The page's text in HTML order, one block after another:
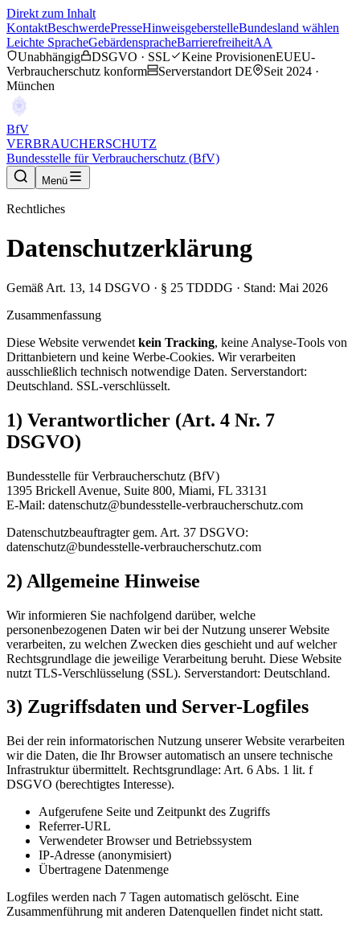
Direkt zum Inhalt
KontaktBeschwerdePresseHinweisgeberstelleBundesland wählen
Leichte SpracheGebärdenspracheBarrierefreiheitAA
Unabhängig
DSGVO · SSL Keine ProvisionenEUEU-
Verbraucherschutz konform
Serverstandort DE
Seit 2024 ·
München
BfV
VERBRAUCHERSCHUTZ
Bundesstelle für Verbraucherschutz (BfV)
Menü
Rechtliches
Datenschutzerklärung
Gemäß Art. 13, 14 DSGVO · § 25 TDDDG · Stand: Mai 2026
Zusammenfassung
Diese Website verwendet kein Tracking, keine Analyse-Tools von
Drittanbietern und keine Werbe-Cookies. Wir verarbeiten
ausschließlich technisch notwendige Daten. Serverstandort:
Deutschland. SSL-verschlüsselt.
1) Verantwortlicher (Art. 4 Nr. 7
DSGVO)
Bundesstelle für Verbraucherschutz (BfV)
1395 Brickell Avenue, Suite 800, Miami, FL 33131
E-Mail: datenschutz@bundesstelle-verbraucherschutz.com
Datenschutzbeauftragter gem. Art. 37 DSGVO:
datenschutz@bundesstelle-verbraucherschutz.com
2) Allgemeine Hinweise
Wir informieren Sie nachfolgend darüber, welche
personenbezogenen Daten wir bei der Nutzung unserer Website
verarbeiten, zu welchen Zwecken dies geschieht und auf welcher
Rechtsgrundlage die jeweilige Verarbeitung beruht. Diese Website
nutzt TLS-Verschlüsselung (SSL). Serverstandort: Deutschland.
3) Zugriffsdaten und Server-Logfiles
Bei der rein informatorischen Nutzung unserer Website verarbeiten
wir die Daten, die Ihr Browser automatisch an unsere technische
Infrastruktur übermittelt. Rechtsgrundlage: Art. 6 Abs. 1 lit. f
DSGVO (berechtigtes Interesse).
Aufgerufene Seite und Zeitpunkt des Zugriffs
Referrer-URL
Verwendeter Browser und Betriebssystem
IP-Adresse (anonymisiert)
Übertragene Datenmenge
Logfiles werden nach 7 Tagen automatisch gelöscht. Eine
Zusammenführung mit anderen Datenquellen findet nicht statt.